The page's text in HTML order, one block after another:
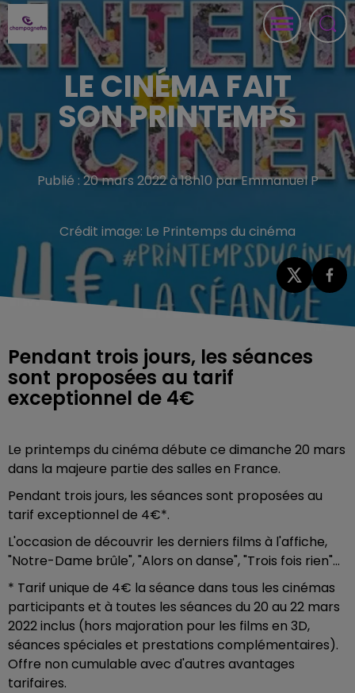
LE CINÉMA FAIT
SON PRINTEMPS
Publié : 20 mars 2022 à 18h10 par Emmanuel P
Crédit image: Le Printemps du cinéma
Pendant trois jours, les séances
sont proposées au tarif
exceptionnel de 4€
Le printemps du cinéma débute ce dimanche 20 mars
dans la majeure partie des salles en France.
Pendant trois jours, les séances sont proposées au
tarif exceptionnel de 4€*.
L'occasion de découvrir les derniers films à l'affiche,
"Notre-Dame brûle", "Alors on danse", "Trois fois rien"...
* Tarif unique de 4€ la séance dans tous les cinémas
participants et à toutes les séances du 20 au 22 mars
2022 inclus (hors majoration pour les films en 3D,
séances spéciales et prestations complémentaires).
Offre non cumulable avec d'autres avantages
tarifaires.